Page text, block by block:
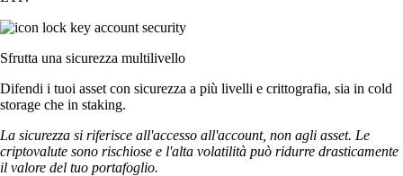
Sfrutta una sicurezza multilivello
Difendi i tuoi asset con sicurezza a più livelli e crittografia, sia in cold
storage che in staking.
La sicurezza si riferisce all'accesso all'account, non agli asset. Le
criptovalute sono rischiose e l'alta volatilità può ridurre drasticamente
il valore del tuo portafoglio.